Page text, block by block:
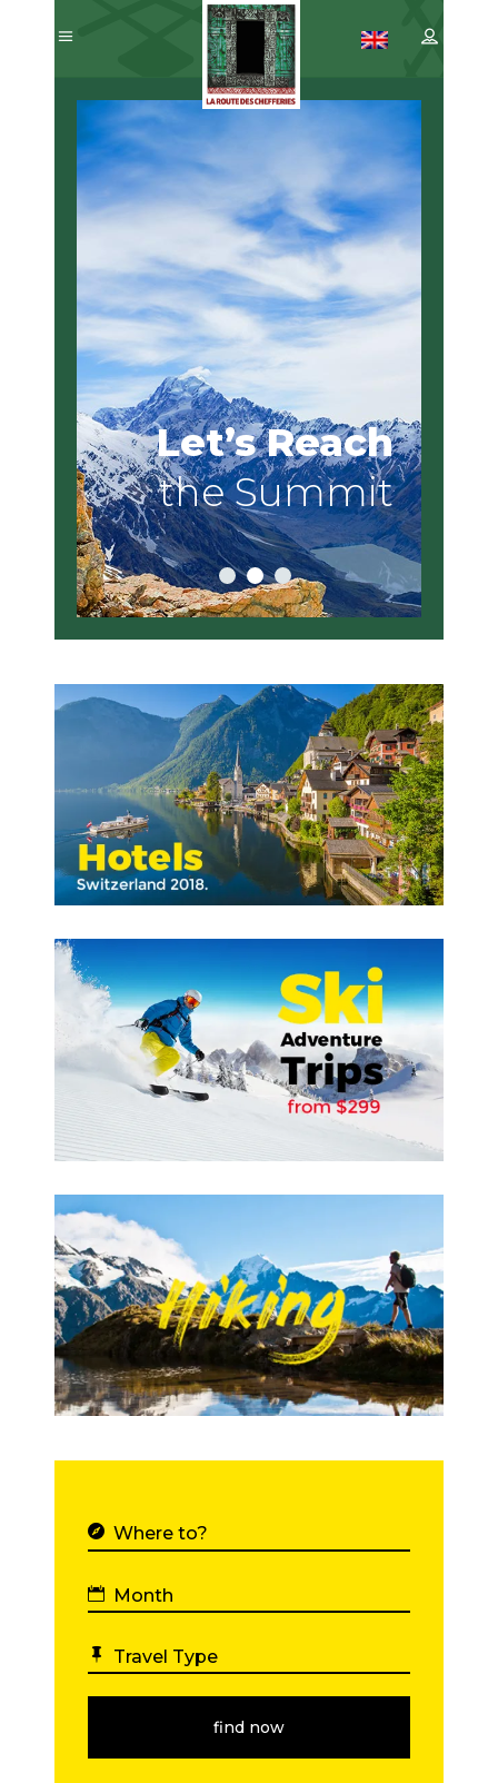
A Journey to
Remember